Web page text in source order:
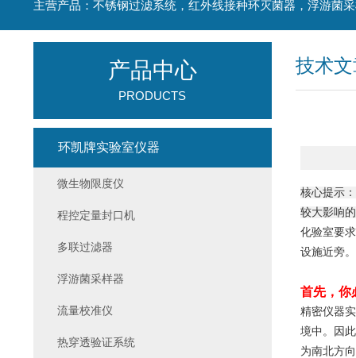
技术
核心提示
较大影响
化验室要
设施近旁
首先，你
精密仪器
境中。因
为南北方
产品中心
PRODUCTS
环凯牌实验室仪器
微生物限度仪
程控定量封口机
多联过滤器
浮游菌采样器
流量校准仪
热穿透验证系统